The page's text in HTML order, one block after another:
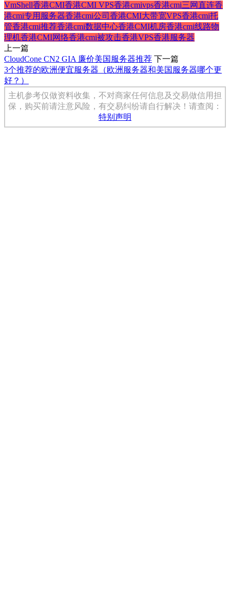
VmShell香港CMI香港CMI VPS香港cmivps香港cmi三网直连香
港cmi专用服务器香港cmi公司 香港CMI大带宽VPS香港cmi托
管香港cmi推荐香港cmi数据中心香港CMI机房香港cmi线路物
理机香港CMI网络香港cmi被攻击香港VPS香港服务器
上一篇
CloudCone CN2 GIA 廉价美国服务器推荐 下一篇
3个推荐的欧洲便宜服务器（欧洲服务器和美国服务器哪个更
好？）
主机参考仅做资料收集，不对商家任何信息及交易做信用担
保，购买前请注意风险，有交易纠纷请自行解决！请查阅：
特别声明